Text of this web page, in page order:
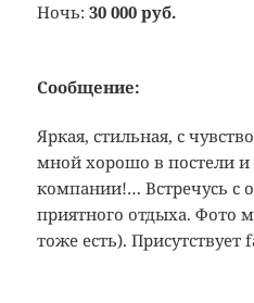
Ночь:30 000 руб.
Сообщение:
Яркая, стильная, с
мной хорошо в постели и
компании!… Встречусь с
приятного отдыха. Фото
тоже есть). Присутствует